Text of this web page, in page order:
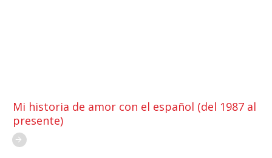
Mi historia de amor con el español (del 1987 al
presente)